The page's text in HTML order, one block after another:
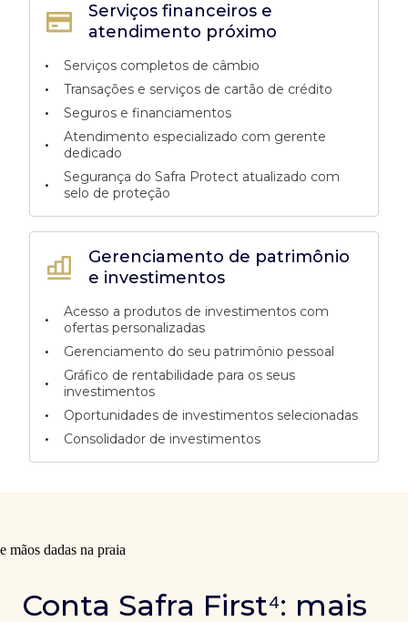
Gerenciamento de patrimônio
e investimentos
•
Acesso a produtos de investimentos com
ofertas personalizadas
• Gerenciamento do seu patrimônio pessoal
•
Gráfico de rentabilidade para os seus
investimentos
• Oportunidades de investimentos selecionadas
• Consolidador de investimentos
Serviços financeiros e
atendimento próximo
•
Serviços completos de câmbio
• Transações e serviços de cartão de crédito
• Seguros e financiamentos
•
Atendimento especializado com gerente
dedicado
•
Segurança do Safra Protect atualizado com
selo de proteção
Conta Safra First⁴: mais